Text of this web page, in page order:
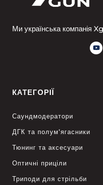
Ми українська компанія
КАТЕГОРІЇ
Саундмодератори
ДГК та полум’ягасники
Тюнинг та аксесуари
Оптичні приціли
Триподи для стрільби